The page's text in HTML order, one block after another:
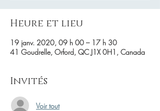
Heure et lieu
19 janv. 2020, 09 h 00 – 17 h 30
41 Goudrelle, Orford, QC J1X 0H1, Canada
Invités
Voir tout